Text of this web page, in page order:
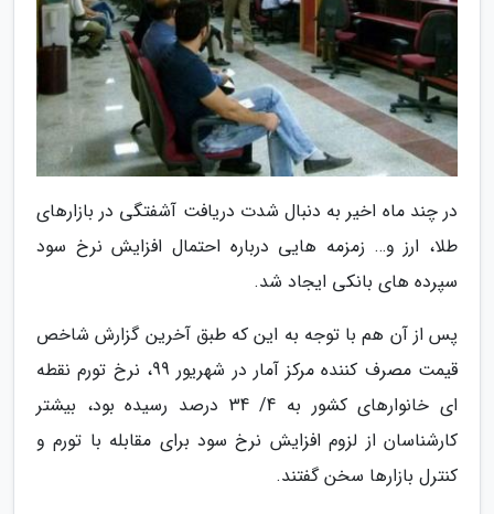
در چند ماه اخیر به دنبال شدت دریافت آشفتگی در بازارهای
طلا، ارز و… زمزمه هایی درباره احتمال افزایش نرخ سود
سپرده های بانکی ایجاد شد.
پس از آن هم با توجه به این که طبق آخرین گزارش شاخص
قیمت مصرف کننده مرکز آمار در شهریور 99، نرخ تورم نقطه
ای خانوارهای کشور به 4/ 34 درصد رسیده بود، بیشتر
کارشناسان از لزوم افزایش نرخ سود برای مقابله با تورم و
کنترل بازارها سخن گفتند.